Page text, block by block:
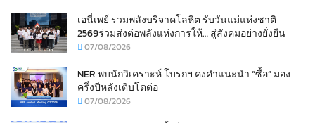
เอนี่เพย์ รวมพลังบริจาคโลหิต รับวันแม่แห่งชาติ
2569ร่วมส่งต่อพลังแห่งการให้… สู่สังคมอย่างยั่งยืน
07/08/2026
NER พบนักวิเคราะห์ โบรกฯ คงคำแนะนำ “ซื้อ” มอง
ครึ่งปีหลังเติบโตต่อ
07/08/2026